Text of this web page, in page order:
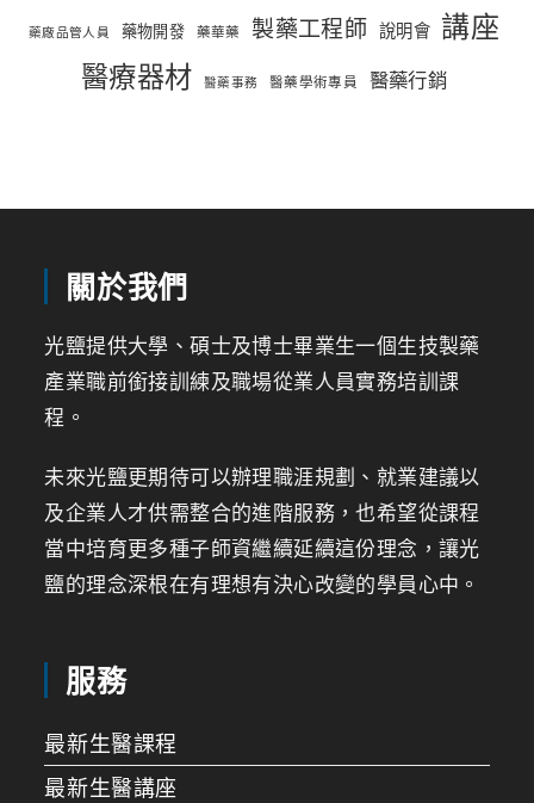
藥廠品管人員 藥物開發 藥華藥 製藥工程師 說明會 講座
醫療器材 醫藥事務 醫藥學術專員 醫藥行銷
關於我們
光鹽提供大學、碩士及博士畢業生一個生技製藥
產業職前銜接訓練及職場從業人員實務培訓課
程。
未來光鹽更期待可以辦理職涯規劃、就業建議以
及企業人才供需整合的進階服務，也希望從課程
當中培育更多種子師資繼續延續這份理念，讓光
鹽的理念深根在有理想有決心改變的學員心中。
服務
最新生醫課程
最新生醫講座